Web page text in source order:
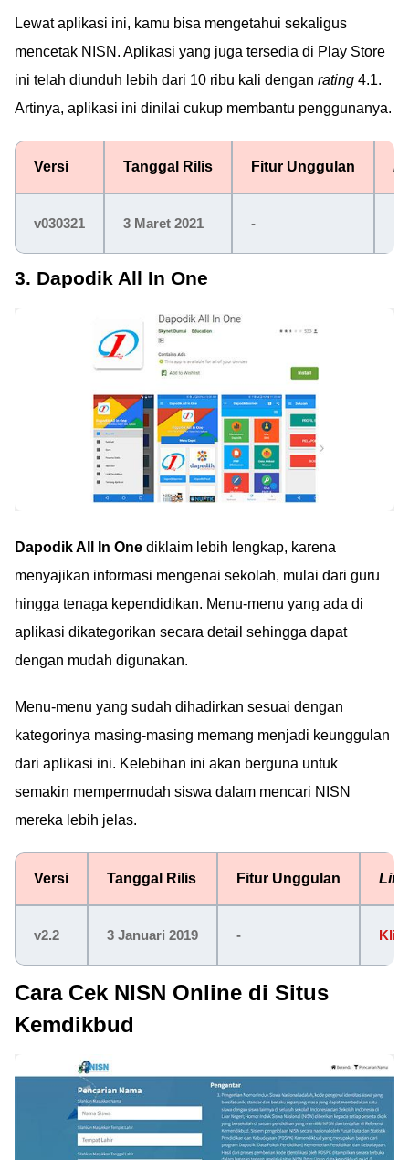
Lewat aplikasi ini, kamu bisa mengetahui sekaligus
mencetak NISN. Aplikasi yang juga tersedia di Play Store
ini telah diunduh lebih dari 10 ribu kali dengan rating 4.1.
Artinya, aplikasi ini dinilai cukup membantu penggunanya.
Versi Tanggal Rilis Fitur Unggulan
v030321 3 Maret 2021 -
3. Dapodik All In One
Dapodik All In One diklaim lebih lengkap, karena
menyajikan informasi mengenai sekolah, mulai dari guru
hingga tenaga kependidikan. Menu-menu yang ada di
aplikasi dikategorikan secara detail sehingga dapat
dengan mudah digunakan.
Menu-menu yang sudah dihadirkan sesuai dengan
kategorinya masing-masing memang menjadi keunggulan
dari aplikasi ini. Kelebihan ini akan berguna untuk
semakin mempermudah siswa dalam mencari NISN
mereka lebih jelas.
Versi Tanggal Rilis Fitur Unggulan
v2.2 3 Januari 2019 - Klik
Cara Cek NISN Online di Situs
Kemdikbud